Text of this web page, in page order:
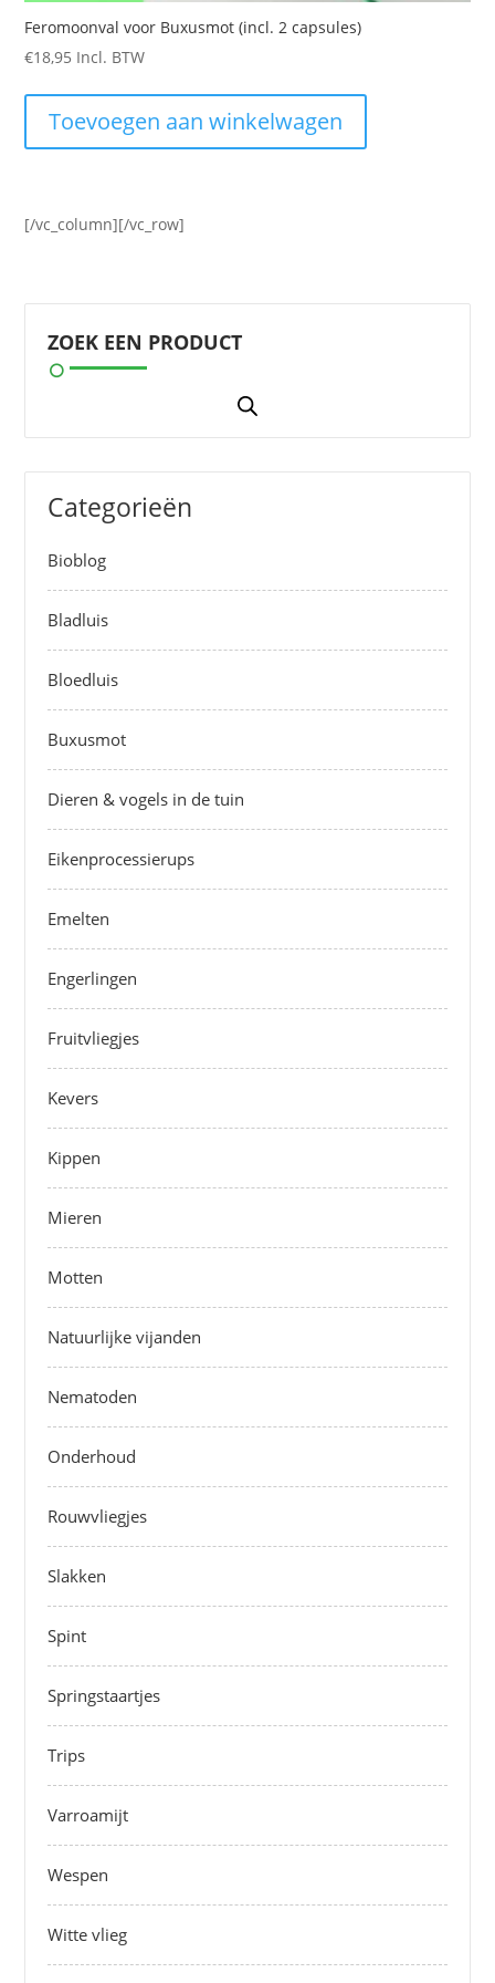
Feromoonval voor Buxusmot (incl. 2 capsules)
€18,95 Incl. BTW
Toevoegen aan winkelwagen
[/vc_column][/vc_row]
ZOEK EEN PRODUCT
Categorieën
Bioblog
Bladluis
Bloedluis
Buxusmot
Dieren & vogels in de tuin
Eikenprocessierups
Emelten
Engerlingen
Fruitvliegjes
Kevers
Kippen
Mieren
Motten
Natuurlijke vijanden
Nematoden
Onderhoud
Rouwvliegjes
Slakken
Spint
Springstaartjes
Trips
Varroamijt
Wespen
Witte vlieg